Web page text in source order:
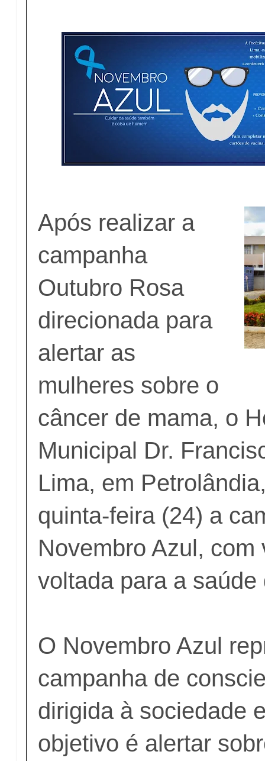
Após realizar a
campanha
Outubro Rosa
direcionada para
alertar as
mulheres sobre o
câncer de mama, o
Municipal Dr.
Lima, em
quinta-feira (24) a
Novembro Azul, com
voltada para a saúde
O Novembro Azul
campanha de
dirigida à sociedade
objetivo é alertar